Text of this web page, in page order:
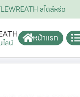
สไตล์หรีด
ลน์ หน้าแรก